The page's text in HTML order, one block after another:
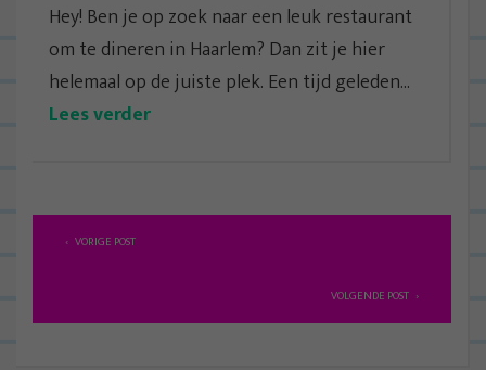
Hey! Ben je op zoek naar een leuk restaurant
om te dineren in Haarlem? Dan zit je hier
helemaal op de juiste plek. Een tijd geleden...
Lees verder
i
VORIGE POST
VOLGENDE POST